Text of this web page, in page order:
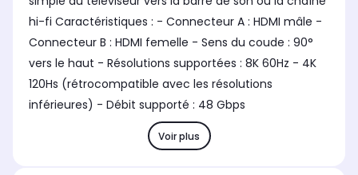
hi-fi Caractéristiques : - Connecteur A : HDMI mâle -
Connecteur B : HDMI femelle - Sens du coude : 90°
vers le haut - Résolutions supportées : 8K 60Hz - 4K
120Hs (rétrocompatible avec les résolutions
inférieures) - Débit supporté : 48 Gbps
Voir plus